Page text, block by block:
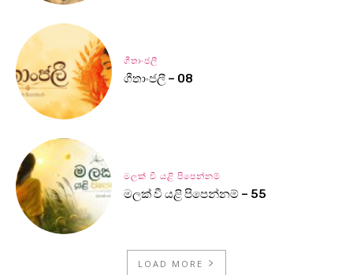
ගීතාංජලී
ගීතාංජලී – 08
මලක් වී යළි පිපෙන්නම්
මලක් වී යළි පිපෙන්නම් – 55
LOAD MORE